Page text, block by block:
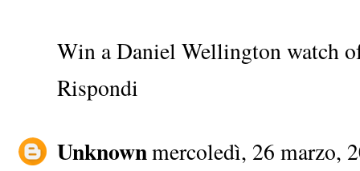
Win a Daniel Wellington watch
Rispondi
Unknownmercoledì, 26 marzo,